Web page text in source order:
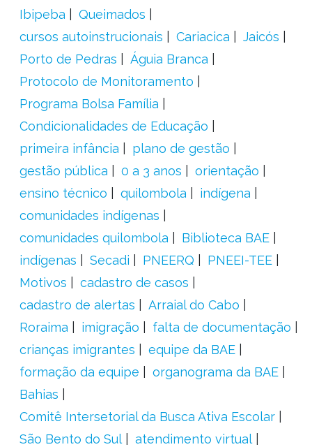
Ibipeba
Queimados
cursos autoinstrucionais
Cariacica
Jaicós
Porto de Pedras
Águia Branca
Protocolo de Monitoramento
Programa Bolsa Família
Condicionalidades de Educação
primeira infância
plano de gestão
gestão pública
0 a 3 anos
orientação
ensino técnico
quilombola
indígena
comunidades indígenas
comunidades quilombola
Biblioteca BAE
indígenas
Secadi PNEERQ
PNEEI-TEE
Motivos
cadastro de casos
cadastro de alertas
Arraial do Cabo
Roraima
imigração
falta de documentação
crianças imigrantes
equipe da BAE
formação da equipe
organograma da BAE
Bahias
Comitê Intersetorial da Busca Ativa Escolar
São Bento do Sul
atendimento virtual